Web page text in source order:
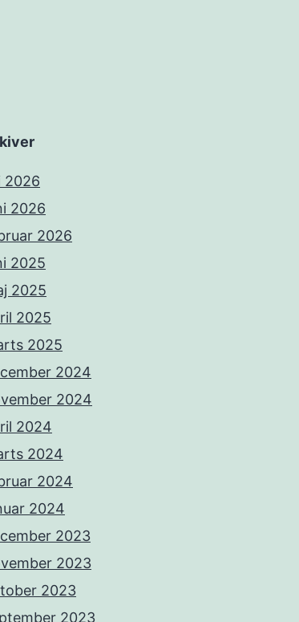
2026
2026
2026
2025
2025
2025
2025
2024
2024
2024
2024
2024
2024
2023
2023
2023
2023